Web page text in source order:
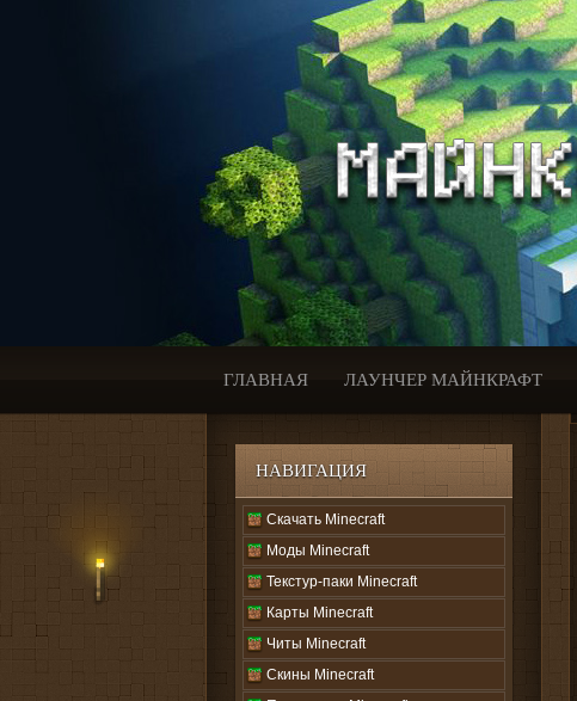
ГЛАВНАЯ ЛАУНЧЕР МАЙНКРАФТ
НАВИГАЦИЯ
Скачать Minecraft
Моды Minecraft
Текстур-паки Minecraft
Карты Minecraft
Читы Minecraft
Скины Minecraft